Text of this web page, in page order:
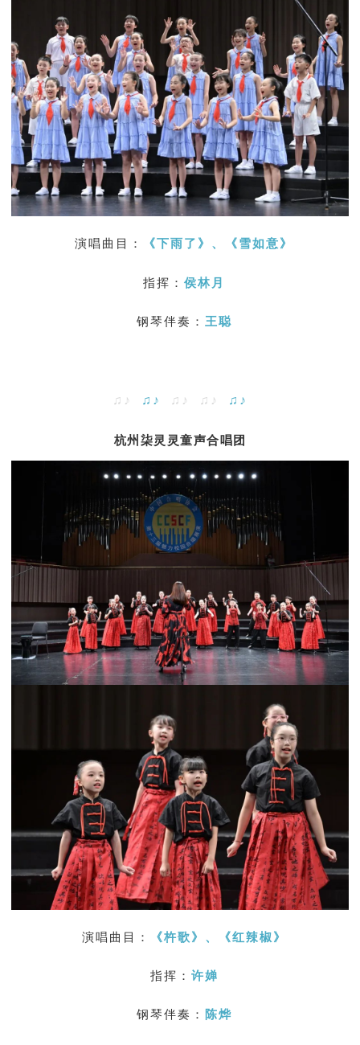
演唱曲目： 《下雨了》、 《雪如意》
指挥： 侯林月
钢琴伴奏： 王聪
♫♪ ♫♪ ♫♪ ♫♪ ♫♪
杭州柒灵灵童声合唱团
演唱曲目： 《杵歌》、 《红辣椒》
指挥： 许婵
钢琴伴奏： 陈烨